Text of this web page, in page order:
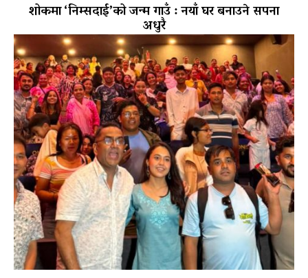
शोकमा ‘निम्सदाई’को जन्म गाउँ : नयाँ घर बनाउने सपना
अधुरै